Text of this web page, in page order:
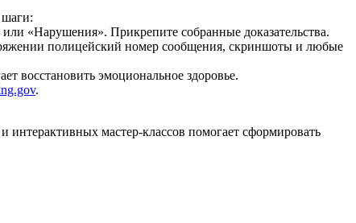
шаги:
«Нарушения». Прикрепите собранные доказательства.
полицейский номер сообщения, скриншоты и любые
восстановить эмоциональное здоровье.
.
мастер‑классов помогает сформировать